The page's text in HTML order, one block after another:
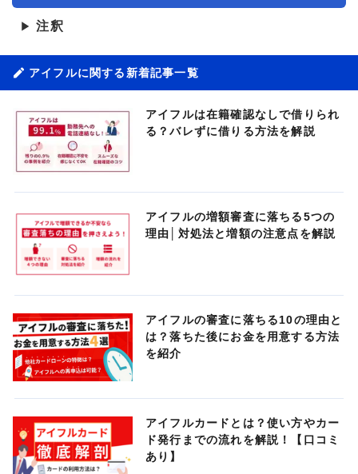
▶ 注釈
アイフルに関する新着記事一覧
アイフルは在籍確認なしで借りられ
る？バレずに借りる方法を解説
アイフルの増額審査に落ちる5つの
理由│対処法と増額の注意点を解説
アイフルの審査に落ちる10の理由と
は？落ちた後にお金を用意する方法
を紹介
アイフルカードとは？使い方やカー
ド発行までの流れを解説！【口コミ
あり】